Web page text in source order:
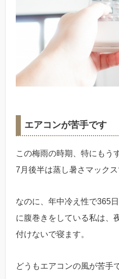
エアコンが苦手です
この梅雨の時期、特にもう
7月後半は蒸し暑さマックス
なのに、年中冷え性で365
に腹巻きをしている私は、
付けないで寝ます。
どうもエアコンの風が苦手